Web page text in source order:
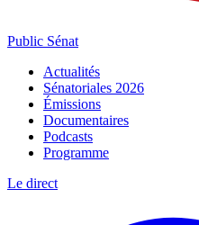
Public Sénat
Actualités
Sénatoriales 2026
Émissions
Documentaires
Podcasts
Programme
Le direct